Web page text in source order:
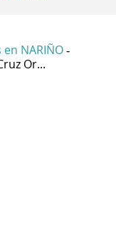
NARIÑO -
Or...